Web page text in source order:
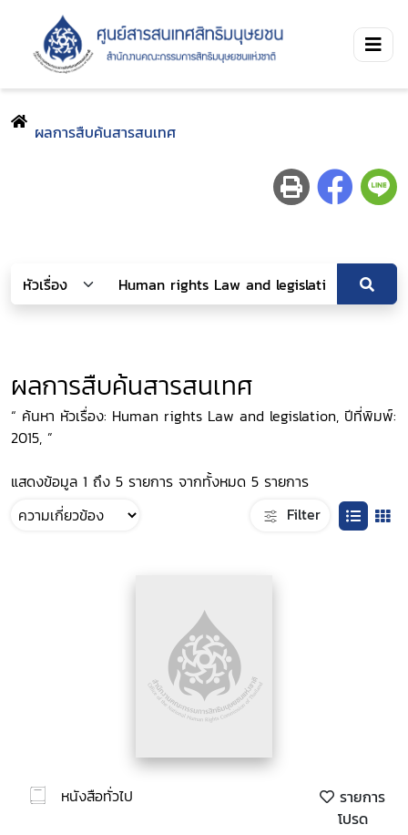
ผลการสืบค้นสารสนเทศ
ผลการสืบค้นสารสนเทศ
“ ค้นหา หัวเรื่อง: Human rights Law and legislation, ปีที่พิมพ์:
2015, ”
แสดงข้อมูล 1 ถึง 5 รายการ จากทั้งหมด 5 รายการ
Filter
หนังสือทั่วไป
รายการ
โปรด